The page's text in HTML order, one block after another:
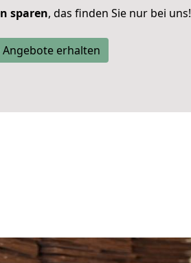
sparen, das finden Sie nur bei uns!
Angebote erhalten